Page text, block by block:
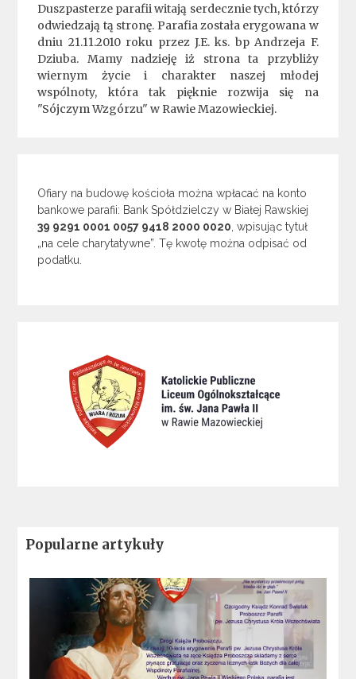
Duszpasterze parafii witają serdecznie tych, którzy
odwiedzają tą stronę. Parafia została erygowana w
dniu 21.11.2010 roku przez J.E. ks. bp Andrzeja F.
Dziuba. Mamy nadzieję iż strona ta przybliży
wiernym życie i charakter naszej młodej
wspólnoty, która tak pięknie rozwija się na
"Sójczym Wzgórzu" w Rawie Mazowieckiej.
Ofiary na budowę kościoła można wpłacać na konto
bankowe parafii: Bank Spółdzielczy w Białej Rawskiej
39 9291 0001 0057 9418 2000 0020 , wpisując tytuł
„na cele charytatywne”. Tę kwotę można odpisać od
podatku.
Popularne artykuły